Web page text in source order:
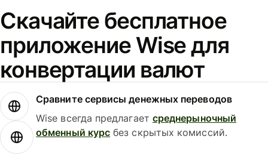
Скачайте бесплатное
приложение Wise для
конвертации валют
Сравните сервисы денежных переводов
Wise всегда предлагает среднерыночный
обменный курс без скрытых комиссий.